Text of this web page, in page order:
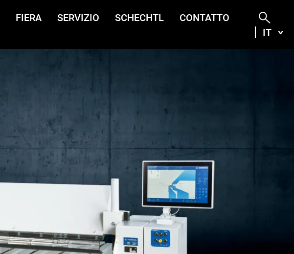
FIERA SERVIZIO SCHECHTL
CONTATTO
IT